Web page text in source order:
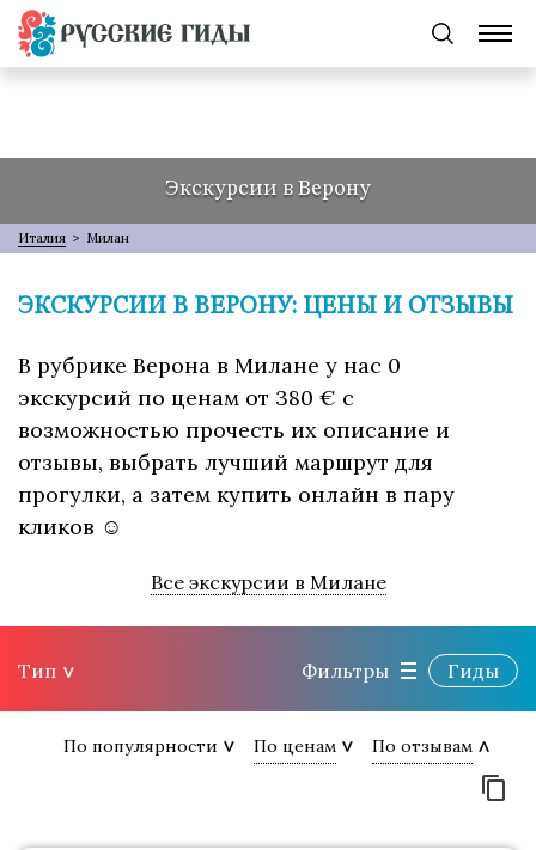
Экскурсии в Верону
Италия > Милан
ЭКСКУРСИИ В ВЕРОНУ: ЦЕНЫ И ОТЗЫВЫ
В рубрике Верона в Милане у нас 0
экскурсий по ценам от 380 € с
возможностью прочесть их описание и
отзывы, выбрать лучший маршрут для
прогулки, а затем купить онлайн в пару
кликов ☺
Все экскурсии в Милане
Тип Фильтры Гиды
По популярности По ценам По отзывам